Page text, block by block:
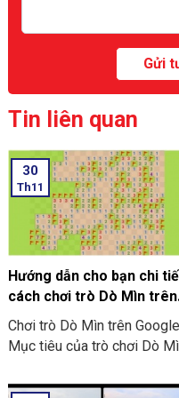
Tin liên quan
30
Th11
Hướng dẫn cho bạn chi
cách chơi trò Dò Mìn trên
Google
Chơi trò Dò Mìn trên
Mục tiêu của trò chơi Dò
không chứa mìn. Nếu là bạn